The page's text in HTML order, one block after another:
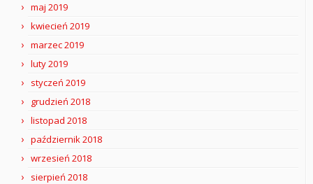
maj 2019
kwiecień 2019
marzec 2019
luty 2019
styczeń 2019
grudzień 2018
listopad 2018
październik 2018
wrzesień 2018
sierpień 2018